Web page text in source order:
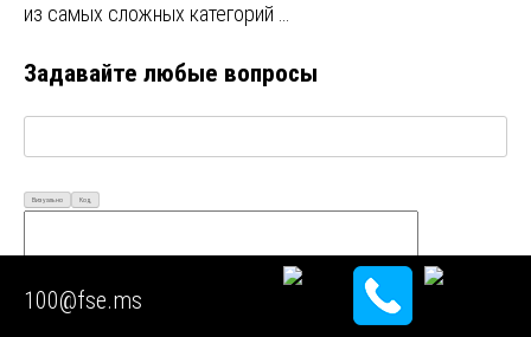
из самых сложных категорий …
Задавайте любые вопросы
Визуально Код
100@fse.ms